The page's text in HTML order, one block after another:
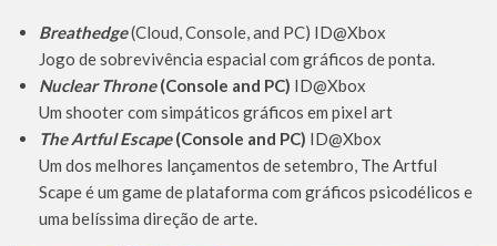
Breathedge(Cloud, Console, and PC) ID@Xbox
Jogo de sobrevivência espacial com gráficos de ponta.
Nuclear Throne(Console and PC) ID@Xbox
Um shooter com simpáticos gráficos em pixel art
The Artful Escape(Console and PC) ID@Xbox
Um dos melhores lançamentos de setembro, The Artful
Scape é um game de plataforma com gráficos psicodélicos e
uma belíssima direção de arte.